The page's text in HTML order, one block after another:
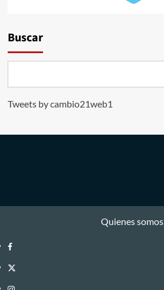
Buscar
Tweets by cambio21web1
Quienes somos
Facebook
Twitter
Instagram